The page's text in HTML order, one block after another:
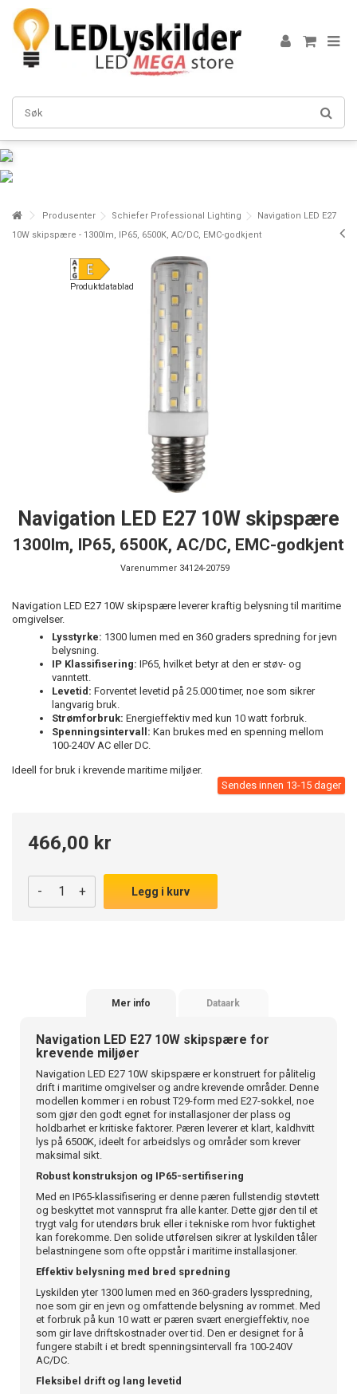
Produsenter Schiefer Professional Lighting
Navigation LED E27
10W skipspære - 1300lm, IP65, 6500K, AC/DC, EMC-godkjent
Produktdatablad
Navigation LED E27 10W skipspære
1300lm, IP65, 6500K, AC/DC, EMC-godkjent
Varenummer 34124-20759
Navigation LED E27 10W skipspære leverer kraftig belysning til maritime
omgivelser.
Lysstyrke: 1300 lumen med en 360 graders spredning for jevn
belysning.
IP Klassifisering: IP65, hvilket betyr at den er støv- og
vanntett.
Levetid: Forventet levetid på 25.000 timer, noe som sikrer
langvarig bruk.
Strømforbruk: Energieffektiv med kun 10 watt forbruk.
Spenningsintervall: Kan brukes med en spenning mellom
100-240V AC eller DC.
Ideell for bruk i krevende maritime miljøer.
Sendes innen 13-15 dager
466,00 kr
- + Legg i kurv
Mer info Dataark
Navigation LED E27 10W skipspære for
krevende miljøer
Navigation LED E27 10W skipspære er konstruert for pålitelig
drift i maritime omgivelser og andre krevende områder. Denne
modellen kommer i en robust T29-form med E27-sokkel, noe
som gjør den godt egnet for installasjoner der plass og
holdbarhet er kritiske faktorer. Pæren leverer et klart, kaldhvitt
lys på 6500K, ideelt for arbeidslys og områder som krever
maksimal sikt.
Robust konstruksjon og IP65-sertifisering
Med en IP65-klassifisering er denne pæren fullstendig støvtett
og beskyttet mot vannsprut fra alle kanter. Dette gjør den til et
trygt valg for utendørs bruk eller i tekniske rom hvor fuktighet
kan forekomme. Den solide utførelsen sikrer at lyskilden tåler
belastningene som ofte oppstår i maritime installasjoner.
Effektiv belysning med bred spredning
Lyskilden yter 1300 lumen med en 360-graders lysspredning,
noe som gir en jevn og omfattende belysning av rommet. Med
et forbruk på kun 10 watt er pæren svært energieffektiv, noe
som gir lave driftskostnader over tid. Den er designet for å
fungere stabilt i et bredt spenningsintervall fra 100-240V
AC/DC.
Fleksibel drift og lang levetid